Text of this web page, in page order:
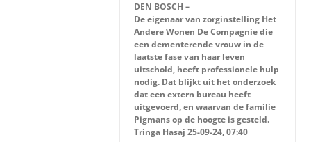
DEN BOSCH –
De eigenaar van zorginstelling Het
Andere Wonen De Compagnie die
een dementerende vrouw in de
laatste fase van haar leven
uitschold, heeft professionele hulp
nodig. Dat blijkt uit het onderzoek
dat een extern bureau heeft
uitgevoerd, en waarvan de familie
Pigmans op de hoogte is gesteld.
Tringa Hasaj 25-09-24, 07:40